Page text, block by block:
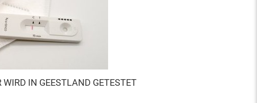
WIRD IN GEESTLAND GETESTET